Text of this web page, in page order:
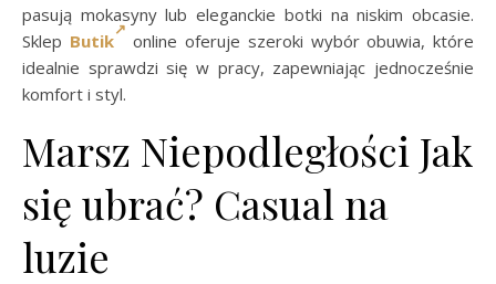
pasują mokasyny lub eleganckie botki na niskim obcasie.
Sklep Butik
online oferuje szeroki wybór obuwia, które
idealnie sprawdzi się w pracy, zapewniając jednocześnie
komfort i styl.
Marsz Niepodległości Jak
się ubrać? Casual na
luzie